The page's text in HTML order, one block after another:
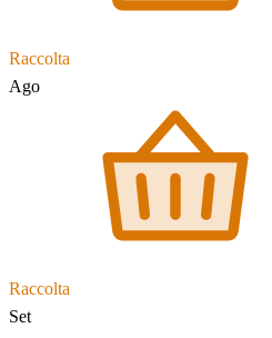
Raccolta
Ago
Raccolta
Set